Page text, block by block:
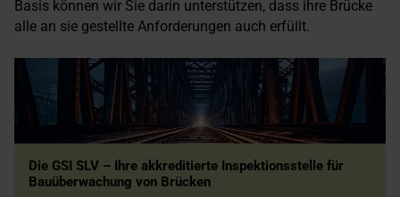
Basis können wir Sie darin unterstützen, dass ihre Brücke
alle an sie gestellte Anforderungen auch erfüllt.
Die GSI SLV – Ihre akkreditierte Inspektionsstelle für
Bauüberwachung von Brücken